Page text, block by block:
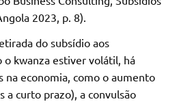
2023, p. 8).
do subsídio aos
kwanza estiver volátil, há
na economia, como o aumento
a curto prazo), a convulsão